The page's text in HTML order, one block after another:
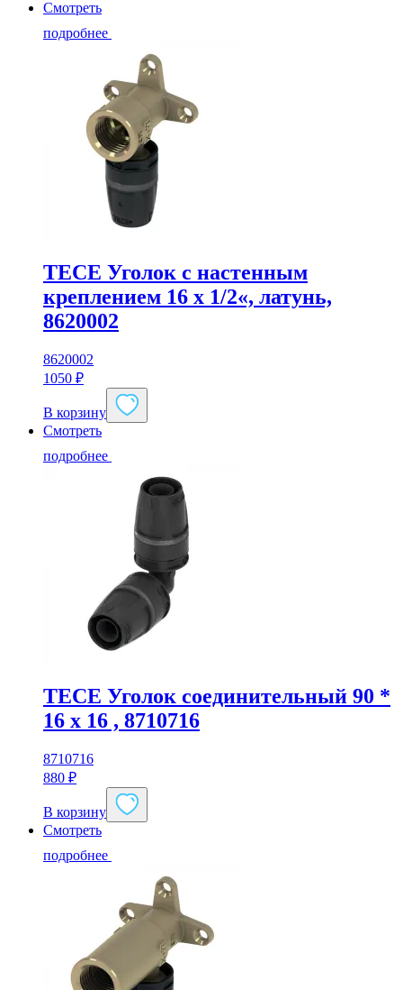
Смотреть
подробнее
TECE Уголок с настенным
креплением 16 x 1/2«, латунь,
8620002
8620002
1050 ₽
В корзину
Смотреть
подробнее
TECE Уголок соединительный 90 *
16 x 16 , 8710716
8710716
880 ₽
В корзину
Смотреть
подробнее